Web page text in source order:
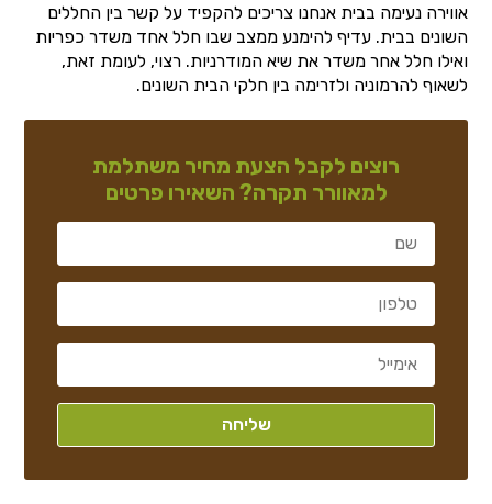
אווירה נעימה בבית אנחנו צריכים להקפיד על קשר בין החללים
השונים בבית. עדיף להימנע ממצב שבו חלל אחד משדר כפריות
ואילו חלל אחר משדר את שיא המודרניות. רצוי, לעומת זאת,
לשאוף להרמוניה ולזרימה בין חלקי הבית השונים.
רוצים לקבל הצעת מחיר משתלמת
למאוורר תקרה? השאירו פרטים